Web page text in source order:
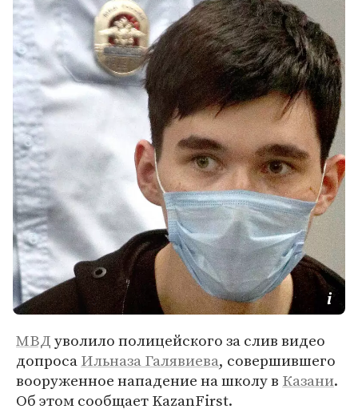
МВДуволило полицейского за слив видео
допросаИльназа Галявиева, совершившего
вооруженное нападение на школу в Казани.
Об этом сообщает KazanFirst.